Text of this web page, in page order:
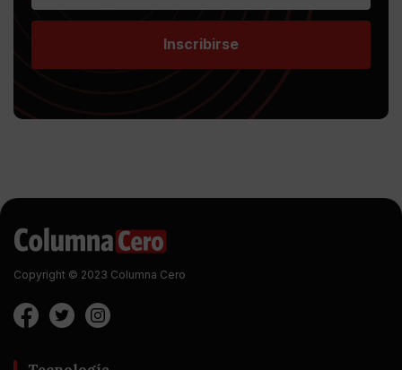
Inscribirse
Copyright © 2023 Columna Cero